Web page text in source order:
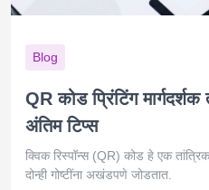
Blog
QR कोड प्रिंटिंग मार्गदर्शक
अंतिम टिप्स
क्विक रिस्पॉन्स (QR) कोड हे एक
दोन्ही गोष्टींना अखंडपणे जोडतात.